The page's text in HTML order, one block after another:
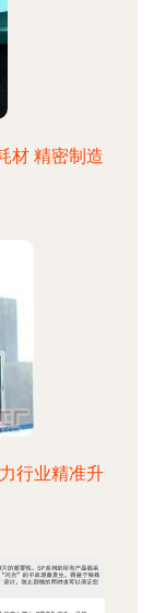
材 精密制造
行业精准升